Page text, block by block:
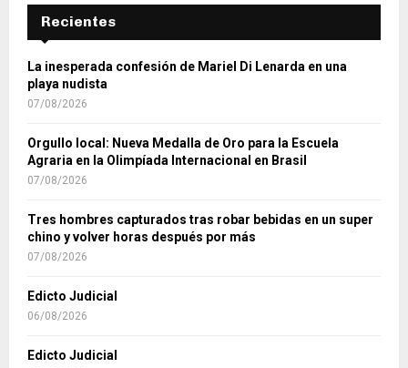
Recientes
La inesperada confesión de Mariel Di Lenarda en una
playa nudista
07/08/2026
Orgullo local: Nueva Medalla de Oro para la Escuela
Agraria en la Olimpíada Internacional en Brasil
07/08/2026
Tres hombres capturados tras robar bebidas en un super
chino y volver horas después por más
07/08/2026
Edicto Judicial
06/08/2026
Edicto Judicial